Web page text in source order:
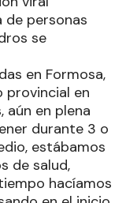
de personas
se
en Formosa,
provincial en
aún en plena
durante 3 o
estábamos
de salud,
hacíamos